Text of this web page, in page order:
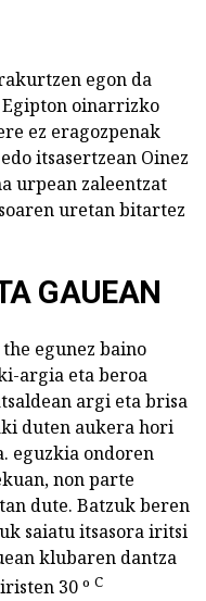
egon da
oinarrizko
ez eragozpenak
itsasertzean Oinez
urpean zaleentzat
uretan bitartez
GAUEAN
egunez baino
argia eta beroa
argi eta brisa
duten aukera hori
eguzkia ondoren
non parte
dute. Batzuk beren
saiatu itsasora iritsi
klubaren dantza
30 º C